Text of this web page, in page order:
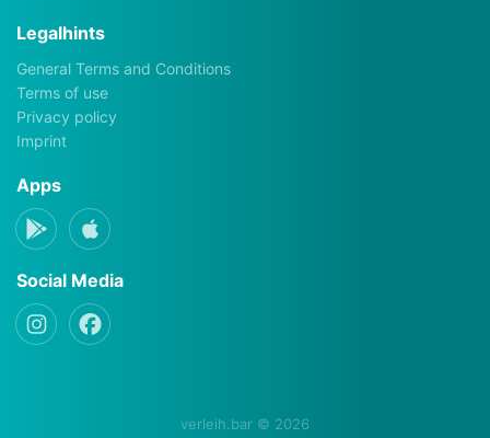
Legalhints
General Terms and Conditions
Terms of use
Privacy policy
Imprint
Apps
Social Media
verleih.bar © 2026